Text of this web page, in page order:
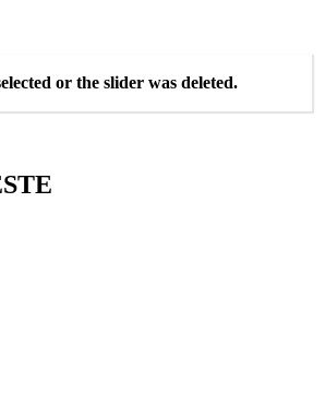
or the slider was deleted.